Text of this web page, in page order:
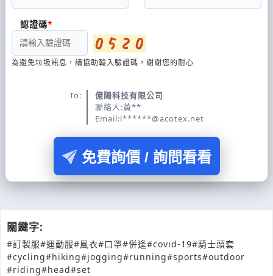
認證碼
為避免垃圾訊息，請協助輸入驗證碼，謝謝您的耐心
To:
億陽科技有限公司
聯絡人:黃**
Email:l******@acotex.net
免費詢價 / 詢問看看
關鍵字:
#訂製服#運動服#風衣#口罩#併逢#covid-19#騎士頭套
#cycling#hiking#jogging#running#sports#outdoor
#riding#head#set